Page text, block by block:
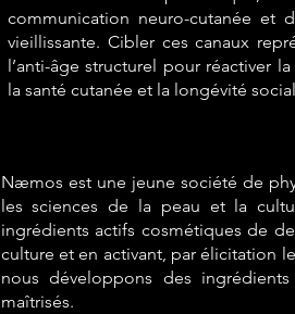
communication neuro-cutanée et
vieillissante. Cibler ces canaux
l’anti-âge structurel pour réactiver
la santé cutanée et la longévité
Næmos est une jeune société de
les sciences de la peau et la
ingrédients actifs cosmétiques de
culture et en activant, par élicitation
nous développons des
maîtrisés.